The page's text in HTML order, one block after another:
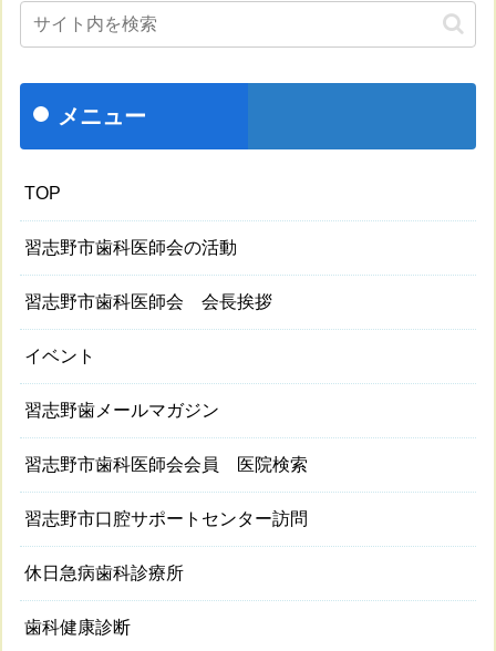
メニュー
TOP
習志野市歯科医師会の活動
習志野市歯科医師会 会長挨拶
イベント
習志野歯メールマガジン
習志野市歯科医師会会員 医院検索
習志野市口腔サポートセンター訪問
休日急病歯科診療所
歯科健康診断